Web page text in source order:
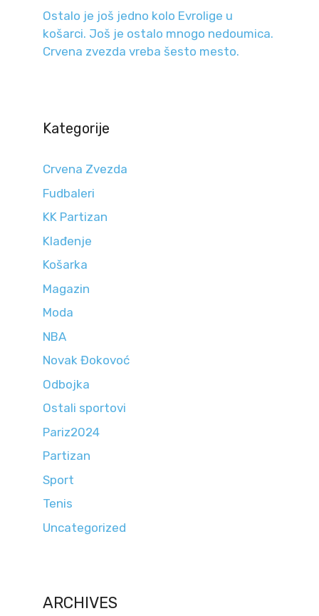
Ostalo je još jedno kolo Evrolige u
košarci. Još je ostalo mnogo nedoumica.
Crvena zvezda vreba šesto mesto.
Kategorije
Crvena Zvezda
Fudbaleri
KK Partizan
Klađenje
Košarka
Magazin
Moda
NBA
Novak Đokovoć
Odbojka
Ostali sportovi
Pariz2024
Partizan
Sport
Tenis
Uncategorized
ARCHIVES